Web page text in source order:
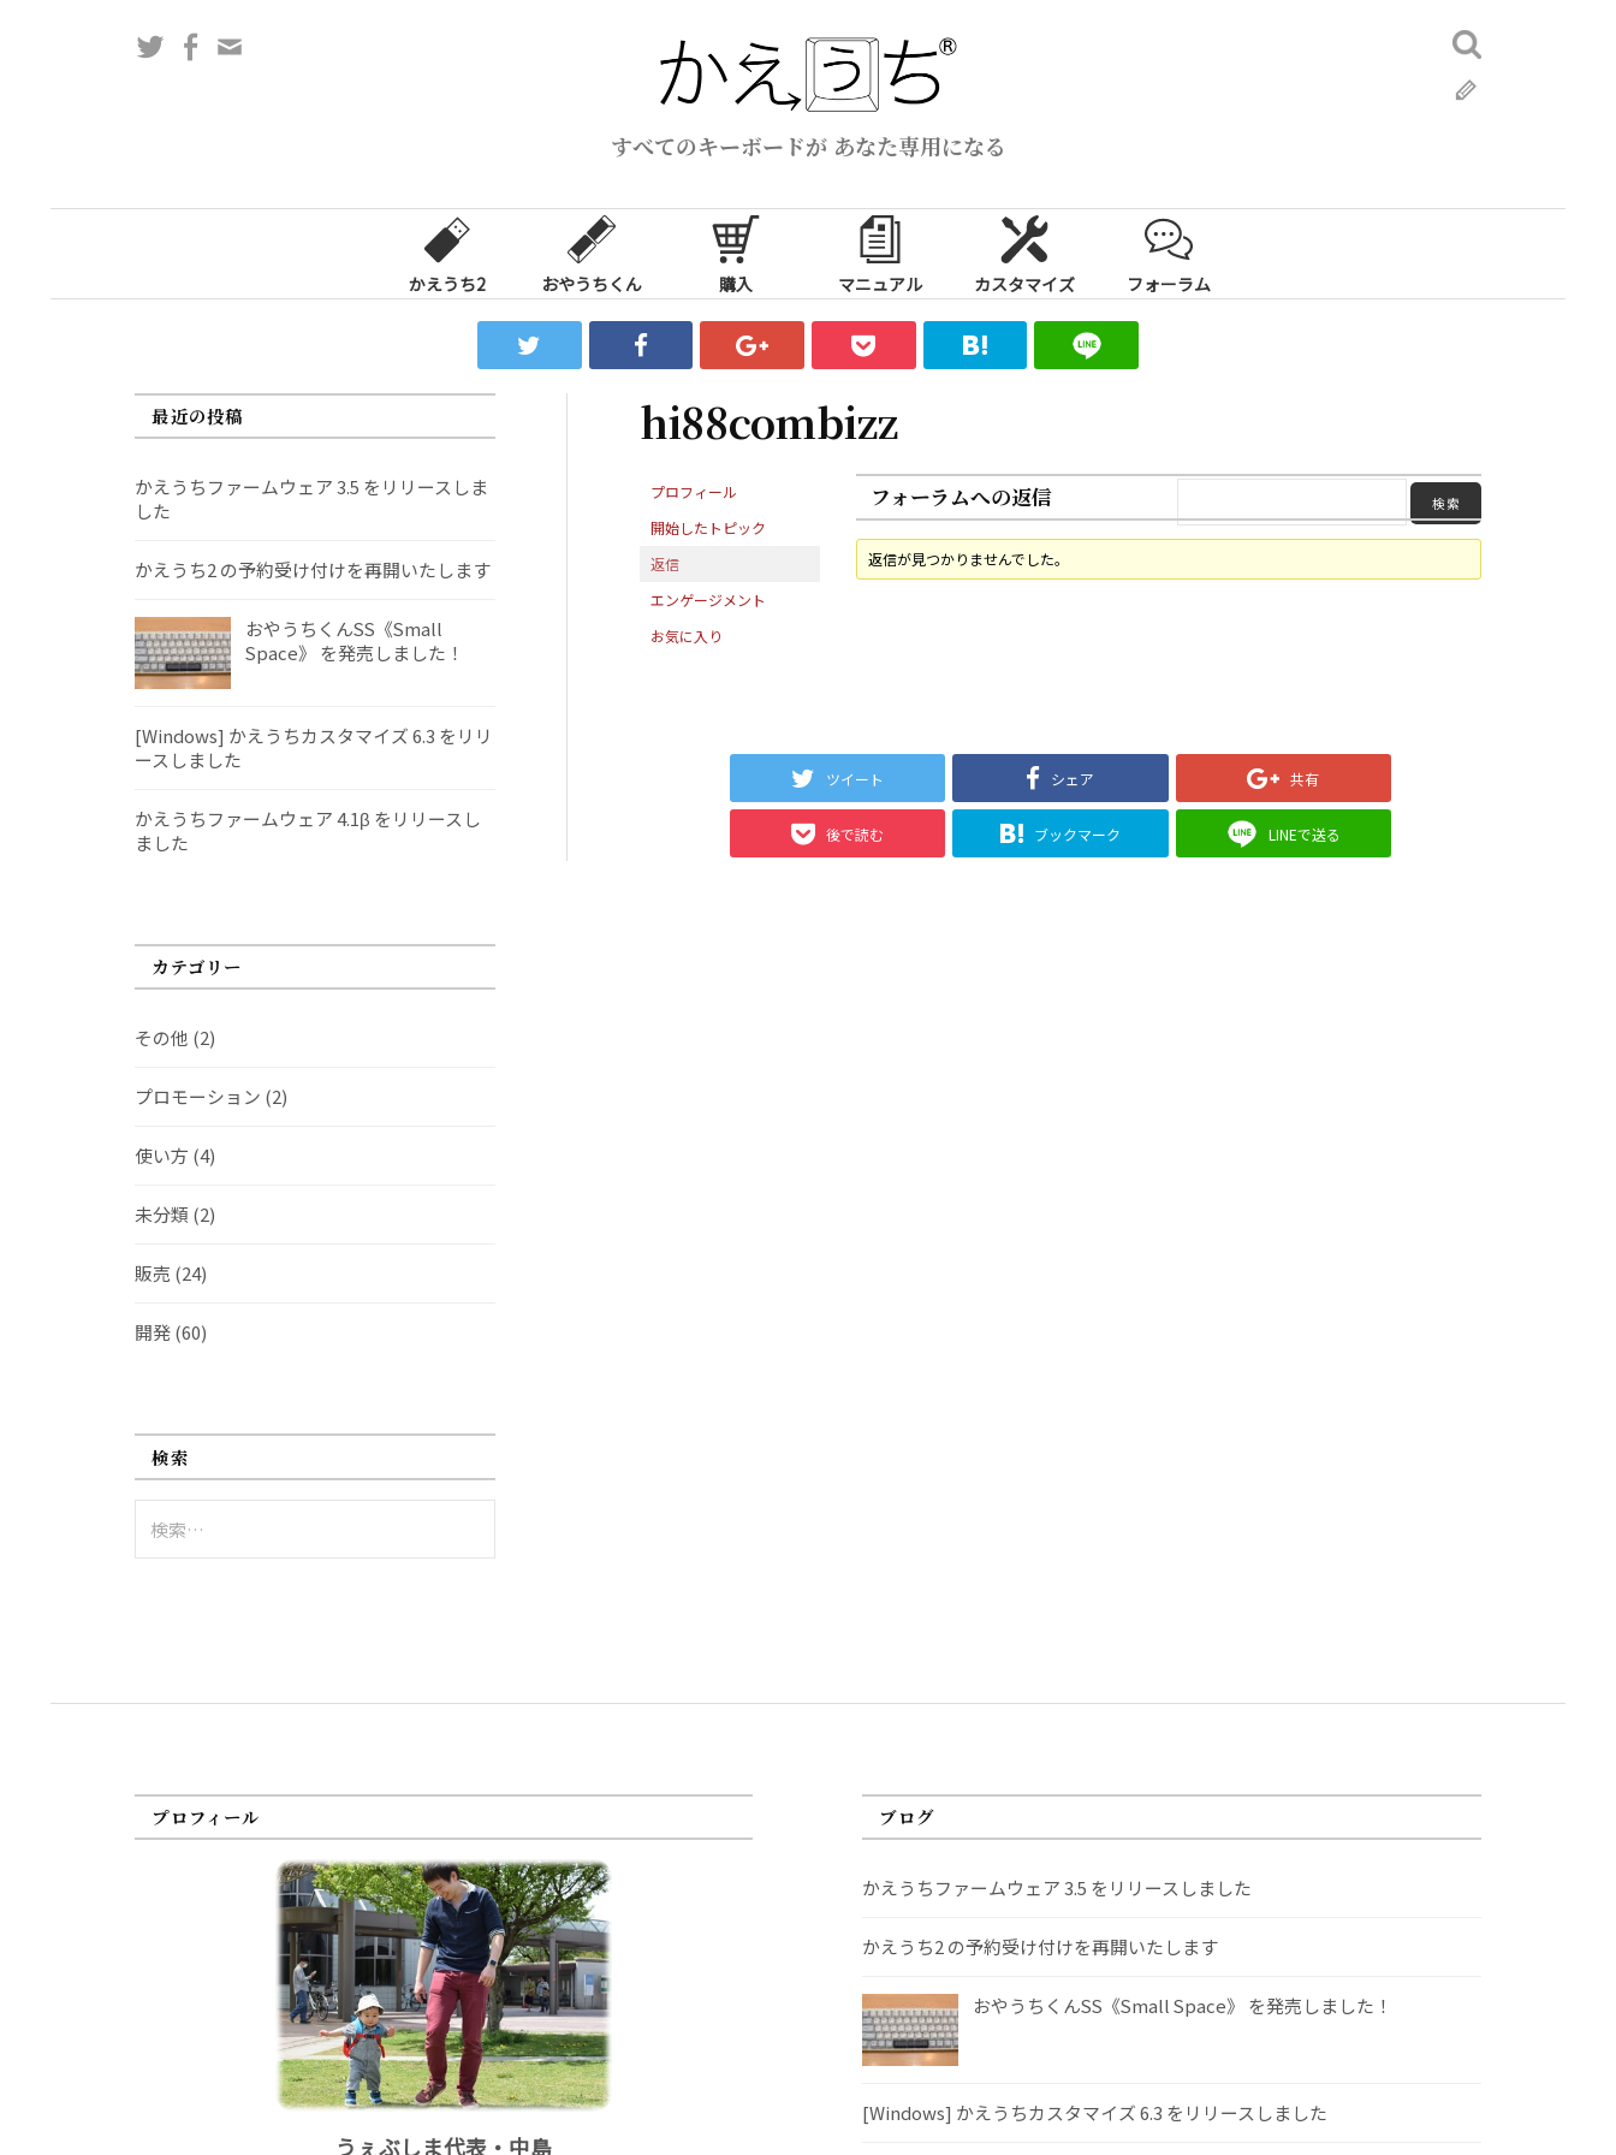
ス
すべてのキーボードが あなた専用になる
TwitterFacebook
検
索:
かえうち2 おやうちくん 購入 マニュアル カスタマイズ フォーラム
hi88combizz
プロフィール
開始したトピック
返信
エンゲージメント
お気に入り
フォーラムへの返信
返信が見つかりませんでした。
ツイート シェア 共有
後で読む ブックマーク LINEで送る
最近の投稿
かえうちファームウェア 3.5 をリリースしま
した
かえうち2 の予約受け付けを再開いたします
おやうちくんSS《Small
Space》 を発売しました！
[Windows] かえうちカスタマイズ 6.3 をリリ
ースしました
かえうちファームウェア 4.1β をリリースし
ました
カテゴリー
その他 (2)
プロモーション (2)
使い方 (4)
未分類 (2)
販売 (24)
開発(60)
検索
索:
プロフィール
うぇぶしま代表・中島
ブログ
かえうちファームウェア 3.5 をリリースしました
かえうち2 の予約受け付けを再開いたします
おやうちくんSS《Small Space》 を発売しました！
[Windows] かえうちカスタマイズ 6.3 をリリースしました